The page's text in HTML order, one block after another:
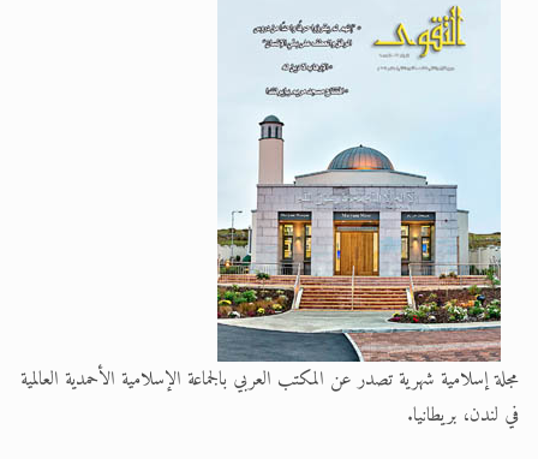
الحجّ.. دلالات، حِكم، وأهداف >> المزيد
اقرأ هذا المقال في أهمية عيد
مجلة إسلامية شهرية تصدر عن المكتب العربي بالجماعة الإسلامية الأحمدية العالمية
في لندن، بريطانيا.